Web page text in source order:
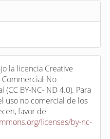
la licencia Creative
No
BY-NC- ND 4.0). Para
uso no comercial de los
favor de
licenses/by-nc-